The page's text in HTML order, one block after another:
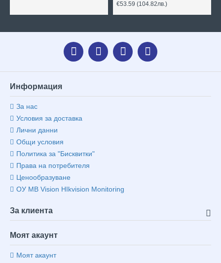
€53.59 (104.82лв.)
Информация
За нас
Условия за доставка
Лични данни
Общи условия
Политика за "Бисквитки"
Права на потребителя
Ценообразуване
ОУ MB Vision HIkvision Monitoring
За клиента
Моят акаунт
Моят акаунт